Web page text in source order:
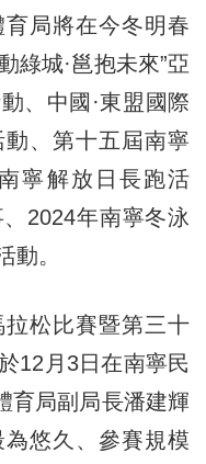
局將在今冬明春
綠城·邕抱未來”亞
、中國·東盟國際
、第十五屆南寧
寧解放日長跑活
2024年南寧冬泳
動。
松比賽暨第三十
12月3日在南寧民
育局副局長潘建輝
悠久、參賽規模